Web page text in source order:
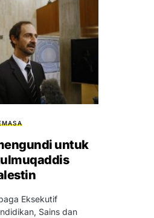
untuk
Eksekutif
Sains dan